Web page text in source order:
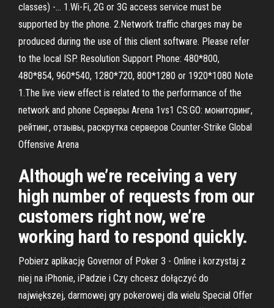
classes) -… 1.Wi-Fi, 2G or 3G access service must be
supported by the phone. 2.Network traffic charges may be
produced during the use of this client software. Please refer
to the local ISP. Resolution Support Phone: 480*800,
480*854, 960*540, 1280*720, 800*1280 or 1920*1080 Note
1.The live view effect is related to the performance of the
network and phone Серверы Arena 1vs1 CS:GO: мониторинг,
рейтинг, отзывы, раскрутка серверов Counter-Strike Global
Offensive Arena
Although we’re receiving a very
high number of requests from our
customers right now, we’re
working hard to respond quickly.
Pobierz aplikację Governor of Poker 3 - Online i korzystaj z
niej na iPhonie, iPadzie i Czy chcesz dołączyć do
największej, darmowej gry pokerowej dla wielu Special Offer